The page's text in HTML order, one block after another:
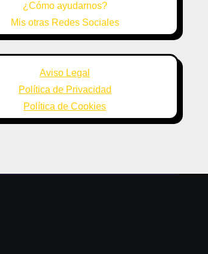
¿Cómo ayudarnos?
Mis otras Redes Sociales
Aviso Legal
Política de Privacidad
Política de Cookies